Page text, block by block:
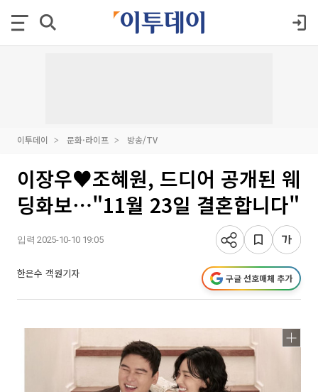
이투데이 문화·라이프 방송/TV
이장우♥조혜원, 드디어 공개된 웨
딩화보⋯"11월 23일 결혼합니다"
입력 2025-10-10 19:05
한은수 객원기자 구글 선호매체 추가